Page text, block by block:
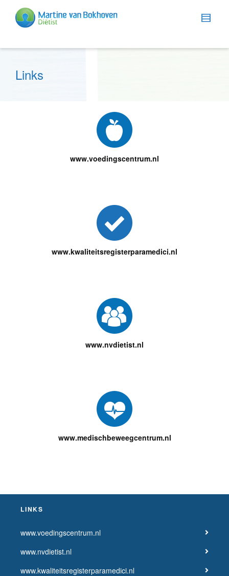
Links
www.voedingscentrum.nl
www.kwaliteitsregisterparamedici.nl
www.nvdietist.nl
www.medischbeweegcentrum.nl
LINKS
www.voedingscentrum.nl
www.nvdietist.nl
www.kwaliteitsregisterparamedici.nl